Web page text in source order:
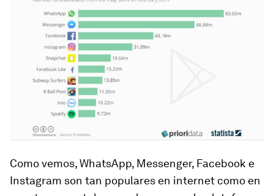
Como vemos, WhatsApp, Messenger, Facebook e
Instagram son tan populares en internet como en